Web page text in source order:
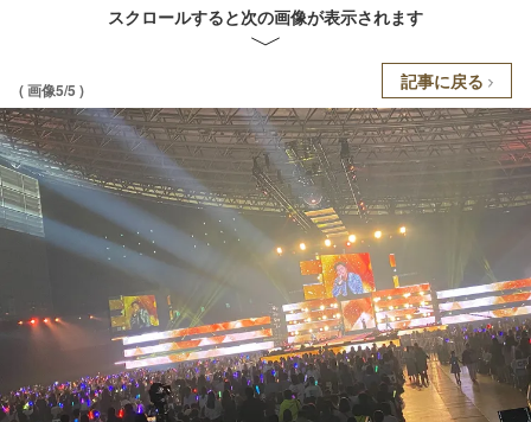
スクロールすると次の画像が表示されます
( 画像5/5 ) 記事に戻る